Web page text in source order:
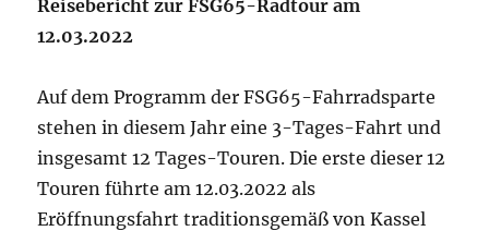
Reisebericht zur FSG65-Radtour am
12.03.2022
Auf dem Programm der FSG65-Fahrradsparte
stehen in diesem Jahr eine 3-Tages-Fahrt und
insgesamt 12 Tages-Touren. Die erste dieser 12
Touren führte am 12.03.2022 als
Eröffnungsfahrt traditionsgemäß von Kassel